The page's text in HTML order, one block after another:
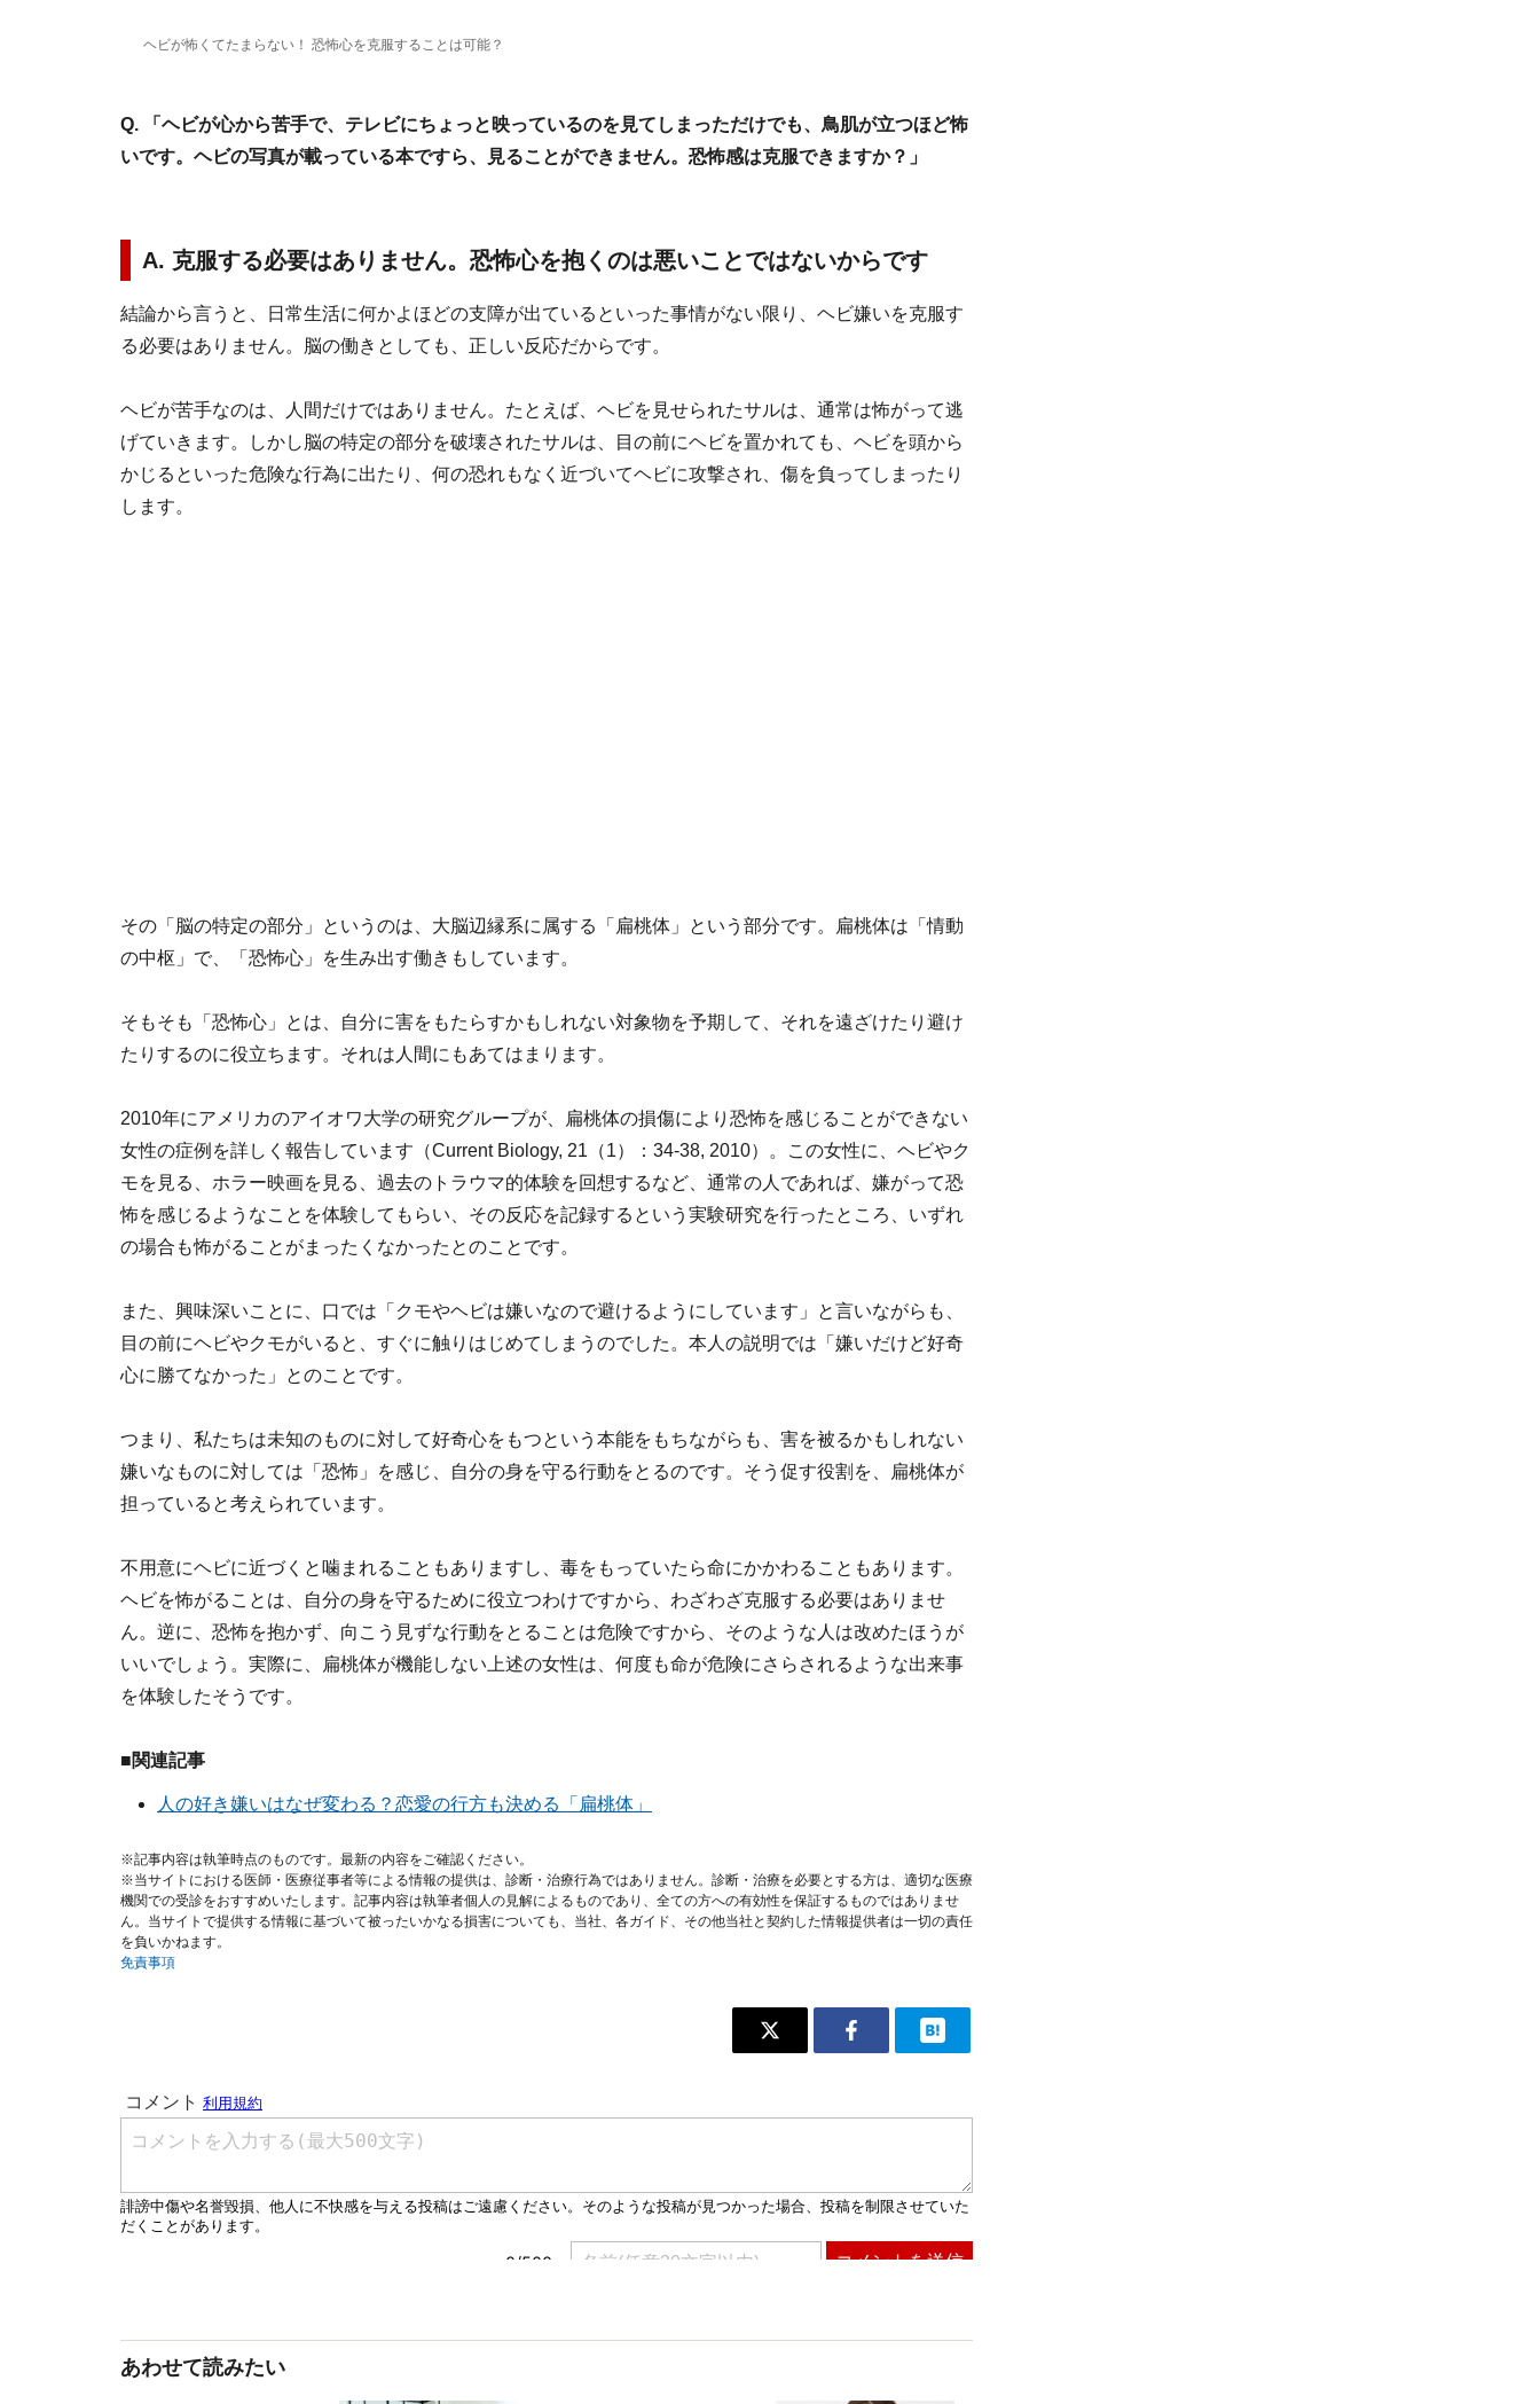
ヘビが怖くてたまらない！ 恐怖心を克服することは可能？
Q. 「ヘビが心から苦手で、テレビにちょっと映っているのを見てしまっただけでも、鳥肌が立つほど怖
いです。ヘビの写真が載っている本ですら、見ることができません。恐怖感は克服できますか？」
A. 克服する必要はありません。恐怖心を抱くのは悪いことではないからです
結論から言うと、日常生活に何かよほどの支障が出ているといった事情がない限り、ヘビ嫌いを克服す
る必要はありません。脳の働きとしても、正しい反応だからです。
ヘビが苦手なのは、人間だけではありません。たとえば、ヘビを見せられたサルは、通常は怖がって逃
げていきます。しかし脳の特定の部分を破壊されたサルは、目の前にヘビを置かれても、ヘビを頭から
かじるといった危険な行為に出たり、何の恐れもなく近づいてヘビに攻撃され、傷を負ってしまったり
します。
その「脳の特定の部分」というのは、大脳辺縁系に属する「扁桃体」という部分です。扁桃体は「情動
の中枢」で、「恐怖心」を生み出す働きもしています。
そもそも「恐怖心」とは、自分に害をもたらすかもしれない対象物を予期して、それを遠ざけたり避け
たりするのに役立ちます。それは人間にもあてはまります。
2010年にアメリカのアイオワ大学の研究グループが、扁桃体の損傷により恐怖を感じることができない
女性の症例を詳しく報告しています（Current Biology, 21（1）：34-38, 2010）。この女性に、ヘビやク
モを見る、ホラー映画を見る、過去のトラウマ的体験を回想するなど、通常の人であれば、嫌がって恐
怖を感じるようなことを体験してもらい、その反応を記録するという実験研究を行ったところ、いずれ
の場合も怖がることがまったくなかったとのことです。
また、興味深いことに、口では「クモやヘビは嫌いなので避けるようにしています」と言いながらも、
目の前にヘビやクモがいると、すぐに触りはじめてしまうのでした。本人の説明では「嫌いだけど好奇
心に勝てなかった」とのことです。
つまり、私たちは未知のものに対して好奇心をもつという本能をもちながらも、害を被るかもしれない
嫌いなものに対しては「恐怖」を感じ、自分の身を守る行動をとるのです。そう促す役割を、扁桃体が
担っていると考えられています。
不用意にヘビに近づくと噛まれることもありますし、毒をもっていたら命にかかわることもあります。
ヘビを怖がることは、自分の身を守るために役立つわけですから、わざわざ克服する必要はありませ
ん。逆に、恐怖を抱かず、向こう見ずな行動をとることは危険ですから、そのような人は改めたほうが
いいでしょう。実際に、扁桃体が機能しない上述の女性は、何度も命が危険にさらされるような出来事
を体験したそうです。
■関連記事
人の好き嫌いはなぜ変わる？恋愛の行方も決める「扁桃体」
※記事内容は執筆時点のものです。最新の内容をご確認ください。
※当サイトにおける医師・医療従事者等による情報の提供は、診断・治療行為ではありません。診断・治療を必要とする方は、適切な医療
機関での受診をおすすめいたします。記事内容は執筆者個人の見解によるものであり、全ての方への有効性を保証するものではありませ
ん。当サイトで提供する情報に基づいて被ったいかなる損害についても、当社、各ガイド、その他当社と契約した情報提供者は一切の責任
を負いかねます。
免責事項
あわせて読みたい